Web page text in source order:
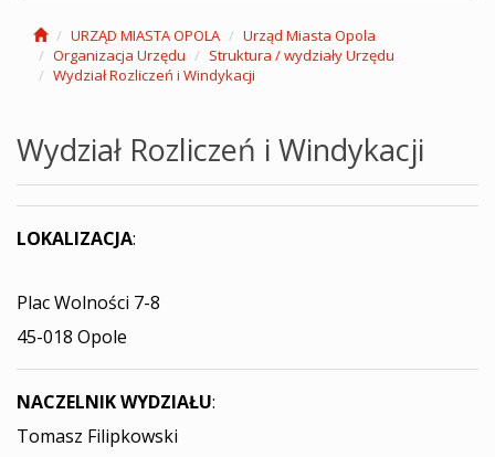
URZĄD MIASTA OPOLA
Urząd Miasta Opola
Organizacja Urzędu
Struktura / wydziały Urzędu
Wydział Rozliczeń i Windykacji
Wydział Rozliczeń i Windykacji
LOKALIZACJA:
Plac Wolności 7-8
45-018 Opole
NACZELNIK WYDZIAŁU:
Tomasz Filipkowski